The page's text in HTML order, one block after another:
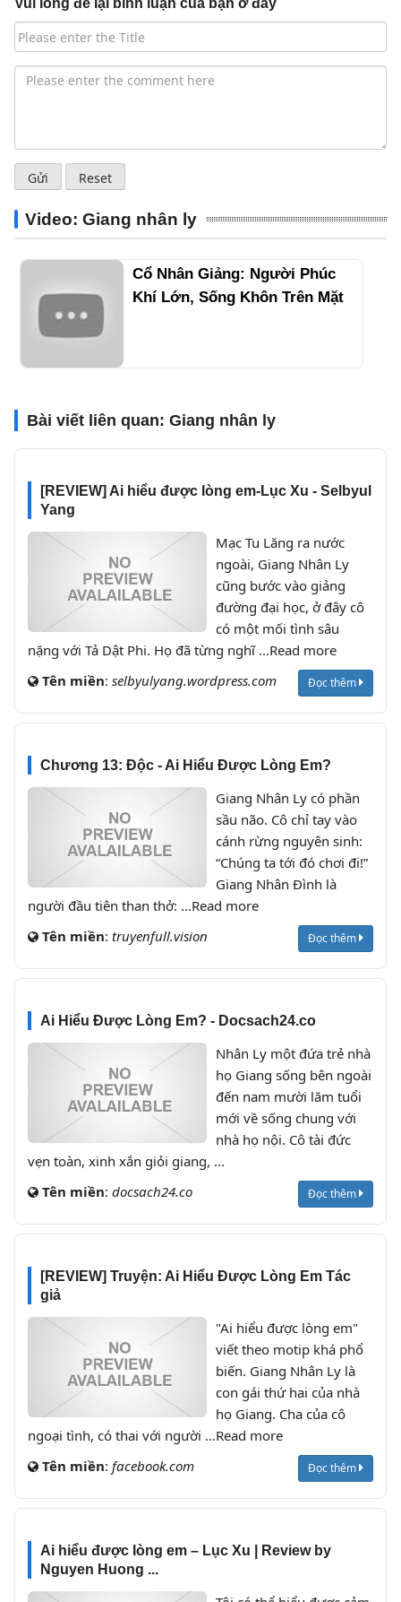
Vui lòng để lại bình luận của bạn ở đây
Video: Giang nhân ly
Cổ Nhân Giảng: Người Phúc
Khí Lớn, Sống Khôn Trên Mặt
Bài viết liên quan: Giang nhân ly
[REVIEW] Ai hiểu được lòng em-Lục Xu - Selbyul
Yang
Mạc Tu Lăng ra nước
ngoài, Giang Nhân Ly
cũng bước vào giảng
đường đại học, ở đây cô
có một mối tình sâu
nặng với Tả Dật Phi. Họ đã từng nghĩ ...Read more
Tên miền: selbyulyang.wordpress.com Đọc thêm
Chương 13: Độc - Ai Hiểu Được Lòng Em?
Giang Nhân Ly có phần
sầu não. Cô chỉ tay vào
cánh rừng nguyên sinh:
“Chúng ta tới đó chơi đi!”
Giang Nhân Đình là
người đầu tiên than thở: ...Read more
Tên miền: truyenfull.vision Đọc thêm
Ai Hiểu Được Lòng Em? - Docsach24.co
Nhân Ly một đứa trẻ nhà
họ Giang sống bên ngoài
đến nam mười lăm tuổi
mới về sống chung với
nhà họ nội. Cô tài đức
vẹn toàn, xinh xắn giỏi giang, ...
Tên miền: docsach24.co Đọc thêm
[REVIEW] Truyện: Ai Hiểu Được Lòng Em Tác
giả
"Ai hiểu được lòng em"
viết theo motip khá phổ
biến. Giang Nhân Ly là
con gái thứ hai của nhà
họ Giang. Cha của cô
ngoại tình, có thai với người ...Read more
Tên miền: facebook.com Đọc thêm
Ai hiểu được lòng em – Lục Xu | Review by
Nguyen Huong ...